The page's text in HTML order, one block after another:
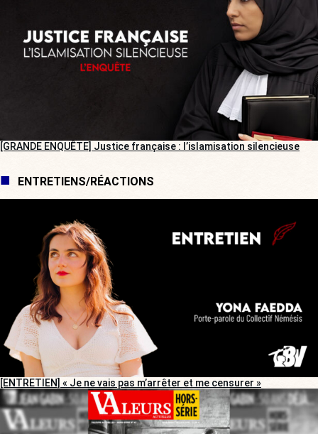
[GRANDE ENQUÊTE] Justice française : l’islamisation silencieuse
ENTRETIENS/RÉACTIONS
[ENTRETIEN] « Je ne vais pas m’arrêter et me censurer »